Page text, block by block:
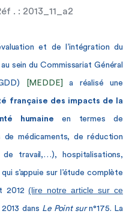
. : 2013_11_a2
et de l’intégration du
sein du Commissariat Général
[MEDDE]a réalisé une
française des impacts de la
humaine en termes de
de médicaments, de réduction
travail,…), hospitalisations,
s’appuie sur l’étude complète
2012(lire notre article sur ce
dans Le Point surn°175. La